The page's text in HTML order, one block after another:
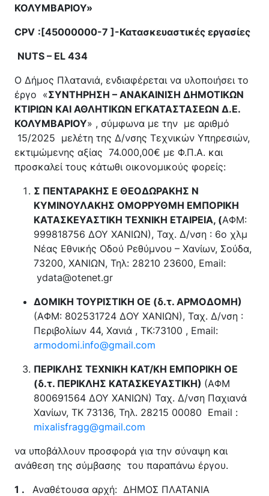
ΚΟΛΥΜΒΑΡΙΟΥ»
CPV :[45000000-7 ]-Κατασκευαστικές εργασίες
NUTS – EL 434
Ο Δήμος Πλατανιά, ενδιαφέρεται να υλοποιήσει το
έργο «ΣΥΝΤΗΡΗΣΗ – ΑΝΑΚΑΙΝΙΣΗ ΔΗΜΟΤΙΚΩΝ
ΚΤΙΡΙΩΝ ΚΑΙ ΑΘΛΗΤΙΚΩΝ ΕΓΚΑΤΑΣΤΑΣΕΩΝ Δ.Ε.
ΚΟΛΥΜΒΑΡΙΟΥ» , σύμφωνα με την με αριθμό
15/2025 μελέτη της Δ/νσης Τεχνικών Υπηρεσιών,
εκτιμώμενης αξίας 74.000,00€ με Φ.Π.Α. και
προσκαλεί τους κάτωθι οικονομικούς φορείς:
Σ ΠΕΝΤΑΡΑΚΗΣ Ε ΘΕΟΔΩΡΑΚΗΣ Ν
ΚΥΜΙΝΟΥΛΑΚΗΣ ΟΜΟΡΡΥΘΜΗ ΕΜΠΟΡΙΚΗ
ΚΑΤΑΣΚΕΥΑΣΤΙΚΗ ΤΕΧΝΙΚΗ ΕΤΑΙΡΕΙΑ, (ΑΦΜ:
999818756 ΔΟΥ ΧΑΝΙΩΝ), Ταχ. Δ/νση : 6ο χλμ
Νέας Εθνικής Οδού Ρεθύμνου – Χανίων, Σούδα,
73200, ΧΑΝΙΩΝ, Τηλ: 28210 23600, Email:
ydata@otenet.gr
ΔΟΜΙΚΗ ΤΟΥΡΙΣΤΙΚΗ ΟΕ (δ.τ. ΑΡΜΟΔΟΜΗ)
(ΑΦΜ: 802531724 ΔΟΥ ΧΑΝΙΩΝ), Ταχ. Δ/νση :
Περιβολίων 44, Χανιά , ΤΚ:73100 , Email:
armodomi.info@gmail.com
ΠΕΡΙΚΛΗΣ ΤΕΧΝΙΚΗ ΚΑΤ/ΚΗ ΕΜΠΟΡΙΚΗ ΟΕ
(δ.τ. ΠΕΡΙΚΛΗΣ ΚΑΤΑΣΚΕΥΑΣΤΙΚΗ) (ΑΦΜ
800691564 ΔΟΥ ΧΑΝΙΩΝ) Ταχ. Δ/νση Παχιανά
Χανίων, ΤΚ 73136, Τηλ. 28215 00080 Email :
mixalisfragg@gmail.com
να υποβάλλουν προσφορά για την σύναψη και
ανάθεση της σύμβασης του παραπάνω έργου.
1 .
Αναθέτουσα αρχή: ΔΗΜΟΣ ΠΛΑΤΑΝΙΑ